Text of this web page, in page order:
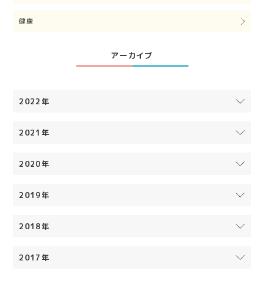
健康
アーカイブ
2022年
2021年
2020年
2019年
2018年
2017年